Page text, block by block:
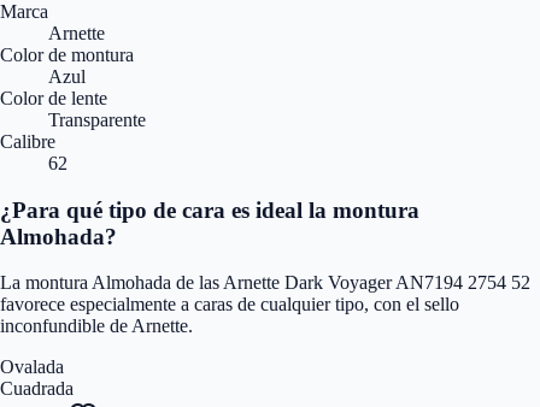
Marca
Arnette
Color de montura
Azul
Color de lente
Transparente
Calibre
62
¿Para qué tipo de cara es ideal la montura
Almohada?
La montura Almohada de las Arnette Dark Voyager AN7194 2754 52
favorece especialmente a caras de cualquier tipo, con el sello
inconfundible de Arnette.
Ovalada
Cuadrada